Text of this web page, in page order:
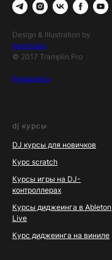
Design & Illustration by
Apollnaria
© 2017 Tramplin.Pro
Реквизиты
dj курсы
DJ курсы для новичков
Курс scratch
Курсы игры на DJ-
контроллерах
Курсы диджеинга в Ableton
Live
Курс диджеинга на виниле